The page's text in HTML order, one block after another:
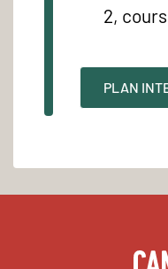
2,
PLAN